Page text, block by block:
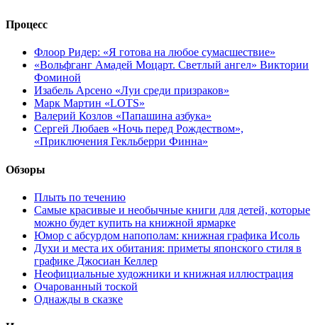
Процесс
Флоор Ридер: «Я готова на любое сумасшествие»
«Вольфганг Амадей Моцарт. Светлый ангел» Виктории
Фоминой
Изабель Арсено «Луи среди призраков»
Марк Мартин «LOTS»
Валерий Козлов «Папашина азбука»
Сергей Любаев «Ночь перед Рождеством»,
«Приключения Гекльберри Финна»
Обзоры
Плыть по течению
Самые красивые и необычные книги для детей, которые
можно будет купить на книжной ярмарке
Юмор с абсурдом напополам: книжная графика Исоль
Духи и места их обитания: приметы японского стиля в
графике Джосиан Келлер
Неофициальные художники и книжная иллюстрация
Очарованный тоской
Однажды в сказке